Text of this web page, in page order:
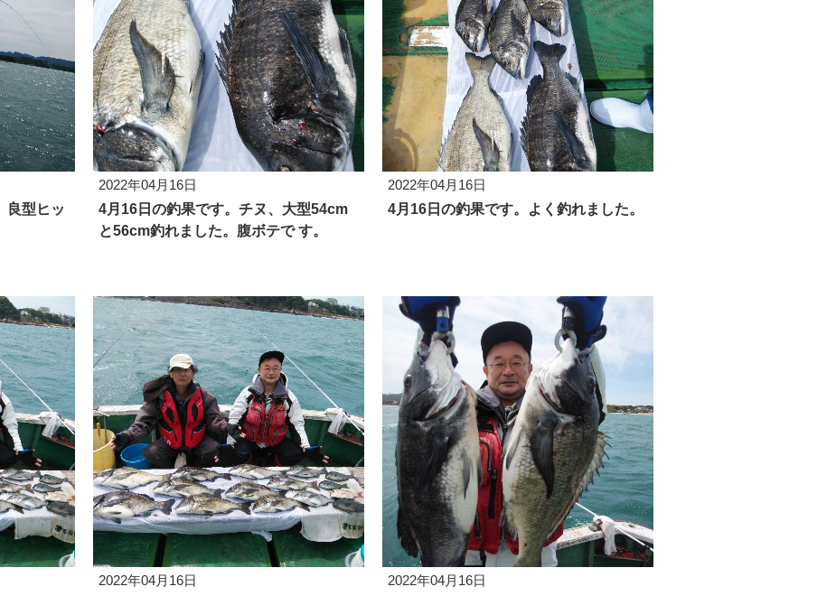
良型ヒッ
2022年04月16日
4月16日の釣果です。チヌ、大型54cm
と56cm釣れました。腹ボテで す。
2022年04月16日
4月16日の釣果です。よく釣れました。
2022年04月16日
2022年04月16日